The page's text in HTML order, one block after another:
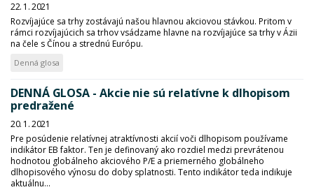
22. 1. 2021
Rozvíjajúce sa trhy zostávajú našou hlavnou akciovou stávkou. Pritom v
rámci rozvíjajúcich sa trhov vsádzame hlavne na rozvíjajúce sa trhy v Ázii
na čele s Čínou a strednú Európu.
Denná glosa
DENNÁ GLOSA - Akcie nie sú relatívne k dlhopisom
predražené
20. 1. 2021
Pre posúdenie relatívnej atraktívnosti akcií voči dlhopisom používame
indikátor EB faktor. Ten je definovaný ako rozdiel medzi prevrátenou
hodnotou globálneho akciového P/E a priemerného globálneho
dlhopisového výnosu do doby splatnosti. Tento indikátor teda indikuje
aktuálnu...